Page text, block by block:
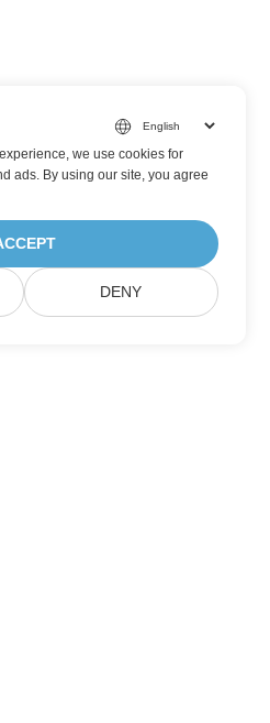
we use cookies for
ads. By using our site, you agree
DENY